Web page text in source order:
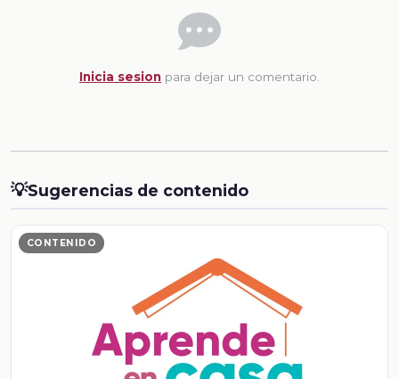
Inicia sesion para dejar un comentario.
💡Sugerencias de contenido
CONTENIDO